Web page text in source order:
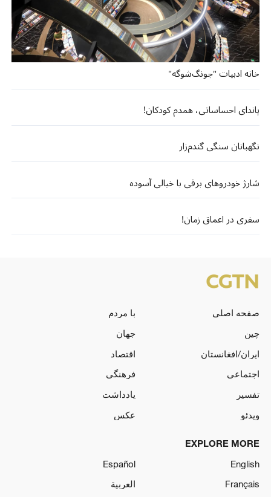
خانه ادبیات "جونگ‌شوگه"
پاندای احساساتی، همدم کودکان!
نگهبانان سنگی گندم‌زار
شارژ خودروهای برقی با خیالی آسوده
سفری در اعماق زمان!
صفحه اصلی
با مردم
چین
جهان
ایران/افغانستان
اقتصاد
اجتماعی
فرهنگی
تفسیر
یادداشت
ویدئو
عکس
EXPLORE MORE
English
Español
Français
العربية